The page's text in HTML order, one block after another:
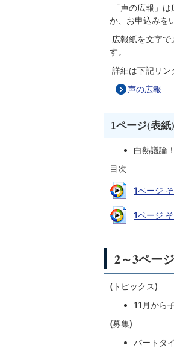
「声の広報」
か、お申込みを
広報紙を文字
す。
詳細は下記リン
声の広報
1ページ(表紙)
白熱議論
目次
1ページ
1ページ
2～3ページ
(トピックス)
11月から
(募集)
パートタ